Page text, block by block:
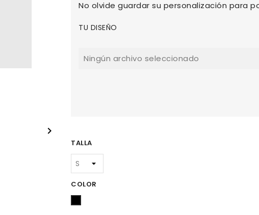

No olvide guardar su personalización para
TU DISEÑO
Ningún archivo seleccionado
TALLA
COLOR